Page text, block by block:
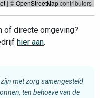
| ©OpenStreetMapcontributors
of directe omgeving?
hier aan.
met zorg samengesteld
ten behoeve van de